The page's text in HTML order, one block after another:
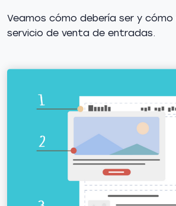
Veamos cómo debería ser y cómo
servicio de venta de entradas.